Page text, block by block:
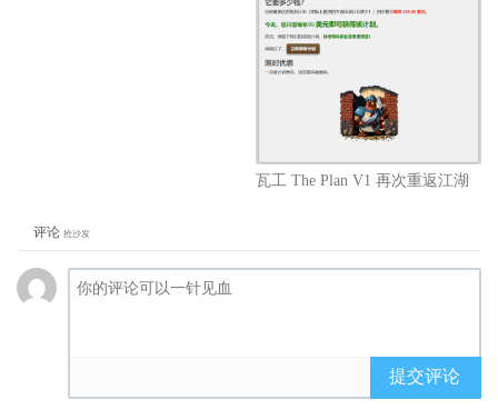
瓦工 The Plan V1 再次重返江湖
评论 抢沙发
提交评论